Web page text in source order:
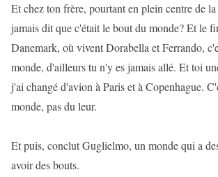
Et chez ton frère, pourtant en plein centre de
jamais dit que c'était le bout du monde? Et le
Danemark, où vivent Dorabella et Ferrando,
monde, d'ailleurs tu n'y es jamais allé. Et toi
j'ai changé d'avion à Paris et à Copenhague.
monde, pas du leur.
Et puis, conclut Guglielmo, un monde qui a
avoir des bouts.